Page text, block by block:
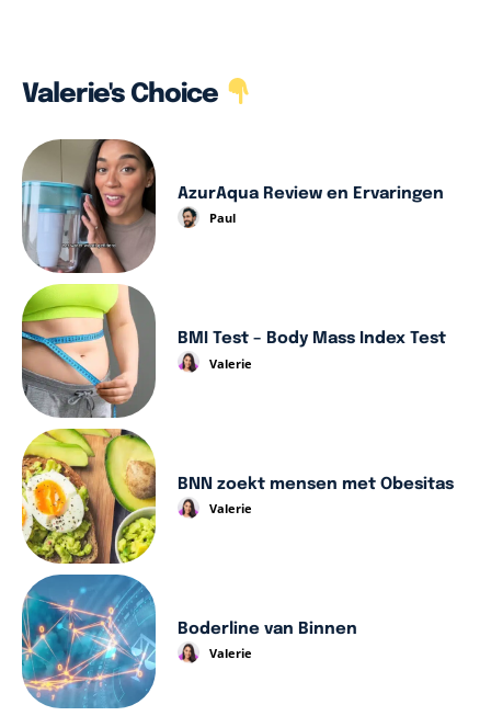
Valerie's Choice
AzurAqua Review en Ervaringen
Paul
BMI Test – Body Mass Index Test
Valerie
BNN zoekt mensen met Obesitas
Valerie
Boderline van Binnen
Valerie